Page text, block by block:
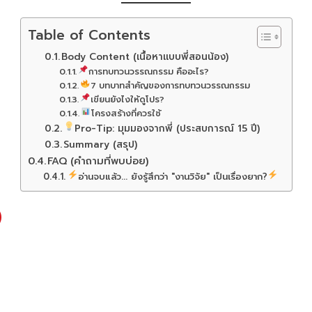
Table of Contents
Body Content (เนื้อหาแบบพี่สอนน้อง)
การทบทวนวรรณกรรม คืออะไร?
7 บทบาทสำคัญของการทบทวนวรรณกรรม
เขียนยังไงให้ดูโปร?
โครงสร้างที่ควรใช้
Pro-Tip: มุมมองจากพี่ (ประสบการณ์ 15 ปี)
Summary (สรุป)
FAQ (คำถามที่พบบ่อย)
อ่านจบแล้ว... ยังรู้สึกว่า "งานวิจัย" เป็นเรื่องยาก?